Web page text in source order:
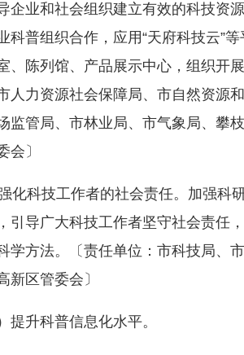
企业和社会组织建立有效的科技资
科普组织合作，应用“天府科技云”
、陈列馆、产品展示中心，组织开
人力资源社会保障局、市自然资源
监管局、市林业局、市气象局、攀
会〕
科技工作者的社会责任。加强科
引导广大科技工作者坚守社会责任
学方法。〔责任单位：市科技局、
新区管委会〕
升科普信息化水平。